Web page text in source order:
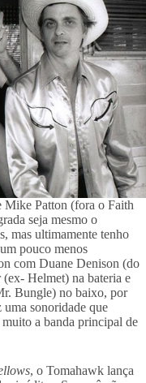
Mike Patton (fora o Faith
seja mesmo o
mas ultimamente tenho
pouco menos
com Duane Denison (do
Helmet) na bateria e
Bungle) no baixo, por
uma sonoridade que
a banda principal de
, o Tomahawk lança